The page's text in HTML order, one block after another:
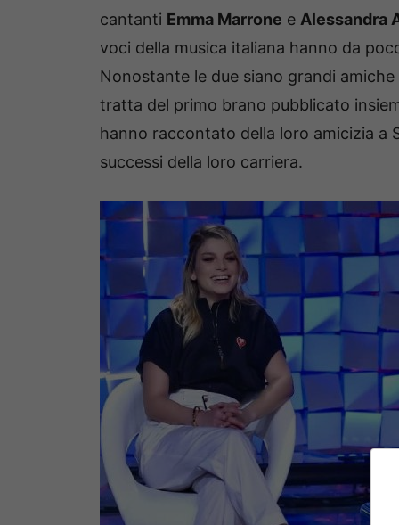
cantanti Emma Marrone e Alessandra
voci della musica italiana hanno da
Nonostante le due siano grandi
tratta del primo brano pubblicato
hanno raccontato della loro amicizia a
successi della loro carriera.